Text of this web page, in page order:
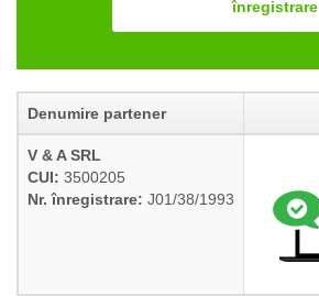
înregistrare
Denumire partener
V & A SRL
CUI: 3500205
Nr. înregistrare: J01/38/1993